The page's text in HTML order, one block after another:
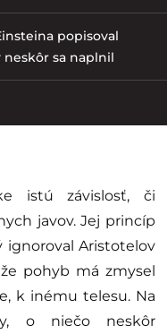
popisoval
neskôr sa naplnil
istú závislosť, či
javov. Jej princíp
ignoroval Aristotelov
pohyb má zmysel
k inému telesu. Na
o niečo neskôr